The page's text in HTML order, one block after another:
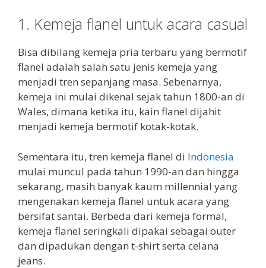
1. Kemeja flanel untuk acara casual
Bisa dibilang kemeja pria terbaru yang bermotif
flanel adalah salah satu jenis kemeja yang
menjadi tren sepanjang masa. Sebenarnya,
kemeja ini mulai dikenal sejak tahun 1800-an di
Wales, dimana ketika itu, kain flanel dijahit
menjadi kemeja bermotif kotak-kotak.
Sementara itu, tren kemeja flanel di Indonesia
mulai muncul pada tahun 1990-an dan hingga
sekarang, masih banyak kaum millennial yang
mengenakan kemeja flanel untuk acara yang
bersifat santai. Berbeda dari kemeja formal,
kemeja flanel seringkali dipakai sebagai outer
dan dipadukan dengan t-shirt serta celana
jeans.